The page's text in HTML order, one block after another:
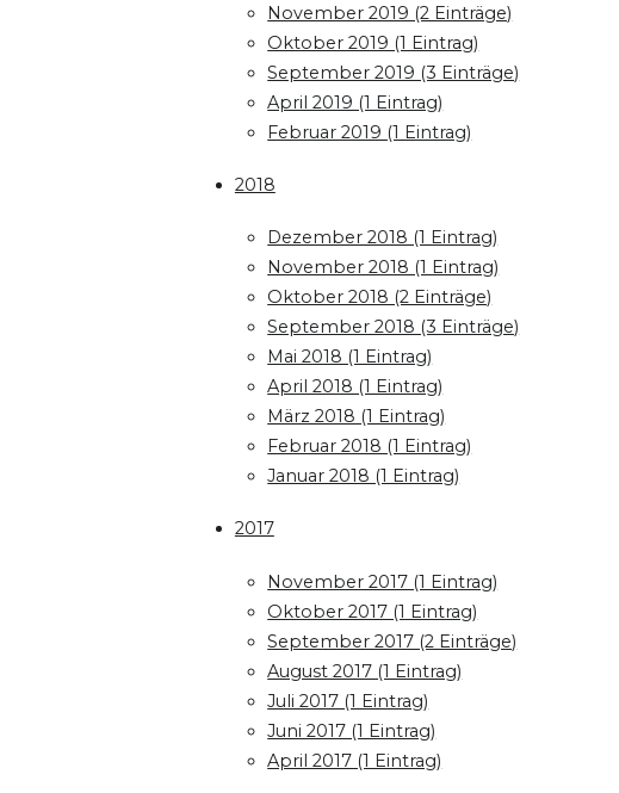
November 2019 (2 Einträge)
Oktober 2019 (1 Eintrag)
September 2019 (3 Einträge)
April 2019 (1 Eintrag)
Februar 2019 (1 Eintrag)
2018
Dezember 2018 (1 Eintrag)
November 2018 (1 Eintrag)
Oktober 2018 (2 Einträge)
September 2018 (3 Einträge)
Mai 2018 (1 Eintrag)
April 2018 (1 Eintrag)
März 2018 (1 Eintrag)
Februar 2018 (1 Eintrag)
Januar 2018 (1 Eintrag)
2017
November 2017 (1 Eintrag)
Oktober 2017 (1 Eintrag)
September 2017 (2 Einträge)
August 2017 (1 Eintrag)
Juli 2017 (1 Eintrag)
Juni 2017 (1 Eintrag)
April 2017 (1 Eintrag)